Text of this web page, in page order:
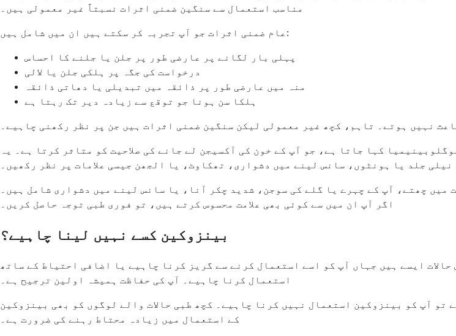
مناسب استعمال سے سنگین ضمنی اثرات نسبتاً غیر معمولی ہیں۔
عام ضمنی اثرات جو آپ تجربہ کر سکتے ہیں ان میں شامل ہیں:
پہلی بار لگانے پر عارضی طور پر جلن یا جلنے کا احساس
درخواست کی جگہ پر ہلکی جلن یا لالی
منہ میں عارضی طور پر ذائقہ میں تبدیلی یا دھاتی ذائقہ
ہلکا سن ہونا جو توقع سے زیادہ دیر تک رہتا ہے
نہیں ہوتے۔ تاہم، کچھ غیر معمولی لیکن سنگین ضمنی اثرات ہیں جن پر نظر رکھنی چاہیے۔
کہا جاتا ہے، جو آپ کے خون کی آکسیجن لے جانے کی صلاحیت کو متاثر کرتا ہے۔ یہ
جلد یا ہونٹوں، سانس لینے میں دشواری، تھکاوٹ، یا الجھن جیسی علامات پر نظر رکھیں۔
چھتے، آپ کے چہرے یا گلے کی سوجن، شدید چکر آنا، یا سانس لینے میں دشواری شامل ہیں۔
اگر آپ ان میں سے کوئی بھی علامت محسوس کرتے ہیں، تو فوری طبی توجہ حاصل کریں۔
بینزوکین کسے نہیں لینا چاہیے؟
ایسے ہیں جہاں آپ کو اسے استعمال کرنے سے گریز کرنا چاہیے یا اضافی احتیاط کے ساتھ
استعمال کرنا چاہیے۔ آپ کی حفاظت ہمیشہ اولین ترجیح ہے۔
آپ کو بینزوکین استعمال نہیں کرنا چاہیے۔ کچھ طبی حالات والے لوگوں کو بھی بینزوکین
کے استعمال میں زیادہ محتاط رہنے کی ضرورت ہے۔